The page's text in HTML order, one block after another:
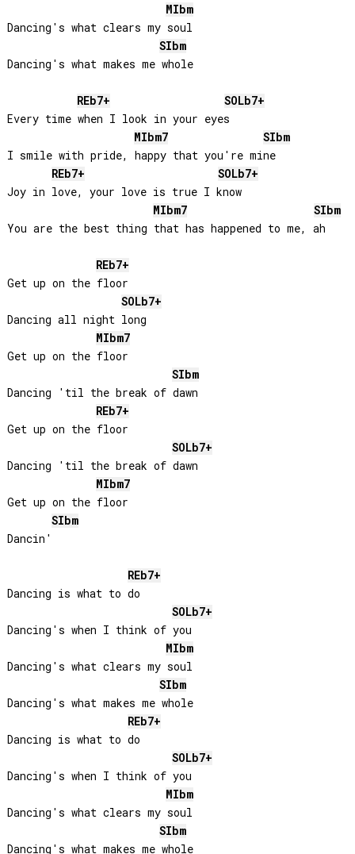
MIbm
Dancing's what clears my soul
SIbm
Dancing's what makes me whole
REb7+ SOLb7+
Every time when I look in your eyes
MIbm7 SIbm
I smile with pride, happy that you're mine
REb7+ SOLb7+
Joy in love, your love is true I know
MIbm7 SIbm
You are the best thing that has happened to me, ah
REb7+
Get up on the floor
SOLb7+
Dancing all night long
MIbm7
Get up on the floor
SIbm
Dancing 'til the break of dawn
REb7+
Get up on the floor
SOLb7+
Dancing 'til the break of dawn
MIbm7
Get up on the floor
SIbm
Dancin'
REb7+
Dancing is what to do
SOLb7+
Dancing's when I think of you
MIbm
Dancing's what clears my soul
SIbm
Dancing's what makes me whole
REb7+
Dancing is what to do
SOLb7+
Dancing's when I think of you
MIbm
Dancing's what clears my soul
SIbm
Dancing's what makes me whole